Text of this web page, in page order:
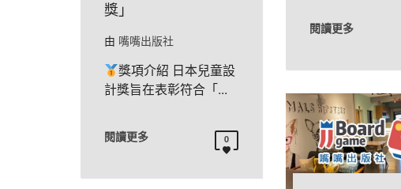
獎」
由 嘴嘴出版社
獎項介紹 日本兒童設
計獎旨在表彰符合「...
閱讀更多 0
閱讀更多